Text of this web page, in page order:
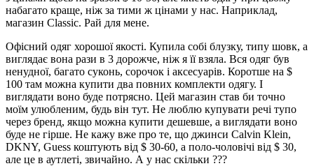
набагато краще, ніж за тими ж цінами у нас. Наприклад,
магазин Classic. Рай для мене.
Офісний одяг хорошої якості. Купила собі блузку, типу шовк, а
виглядає вона рази в 3 дорожче, ніж я її взяла. Вся одяг був
ненудної, багато суконь, сорочок і аксесуарів. Коротше на $
100 там можна купити два повних комплекти одягу. І
виглядати воно буде потрясно. Цей магазин став би точно
моїм улюбленим, будь він тут. Не люблю купувати речі тупо
через бренд, якщо можна купити дешевше, а виглядати воно
буде не гірше. Не кажу вже про те, що джинси Calvin Klein,
DKNY, Guess коштують від $ 30-60, а поло-чоловічі від $ 30,
але це в аутлеті, звичайно. А у нас скільки ???